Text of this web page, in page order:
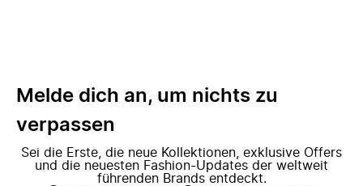
Melde dich an, um nichts zu
verpassen
Sei die Erste, die neue Kollektionen, exklusive Offers
und die neuesten Fashion-Updates der weltweit
führenden Brands entdeckt.